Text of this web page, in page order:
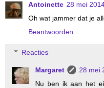
Antoinette 28 mei
Oh wat jammer dat je
Beantwoorden
Reacties
Margaret
28 mei
Nu ben ik aan het